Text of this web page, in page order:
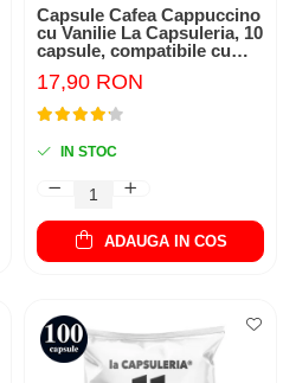
Capsule Cafea Cappuccino
cu Vanilie La Capsuleria, 10
capsule, compatibile cu
17,90 RON
IN STOC
ADAUGA IN COS